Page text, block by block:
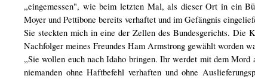
„eingemessen", wie beim letzten Mal, als dieser Ort in ein
Moyer und Pettibone bereits verhaftet und im Gefängnis
Sie steckten mich in eine der Zellen des Bundesgerichts. Die
Nachfolger meines Freundes Ham Armstrong gewählt worden
„Sie wollen euch nach Idaho bringen. Ihr werdet mit dem
niemanden ohne Haftbefehl verhaften und ohne